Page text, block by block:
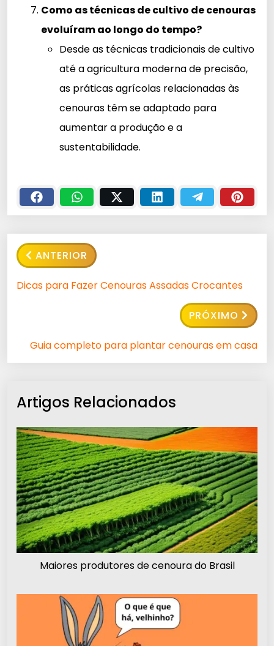
Como as técnicas de cultivo de cenouras
evoluíram ao longo do tempo?
Desde as técnicas tradicionais de cultivo
até a agricultura moderna de precisão,
as práticas agrícolas relacionadas às
cenouras têm se adaptado para
aumentar a produção e a
sustentabilidade.
ANTERIOR
Dicas para Fazer Cenouras Assadas Crocantes
PRÓXIMO
Guia completo para plantar cenouras em casa
Artigos Relacionados
Maiores produtores de cenoura do Brasil